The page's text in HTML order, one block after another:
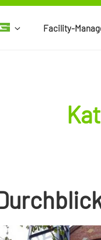
Facility-